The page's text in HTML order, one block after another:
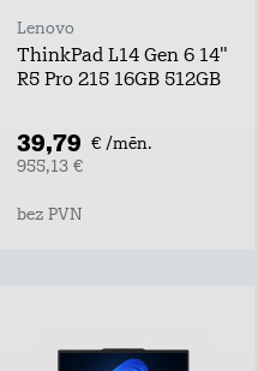
Lenovo
ThinkPad L14 Gen 6 14"
R5 Pro 215 16GB 512GB
39,79 € /mēn.
955,13 €
bez PVN